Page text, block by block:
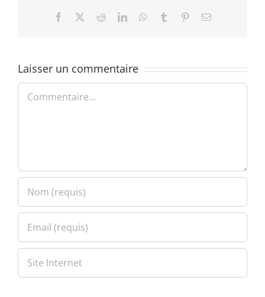
Facebook RedditLinkedInWhatsApp
Tumblr PinterestEmail
Laisser un commentaire
Commentaire